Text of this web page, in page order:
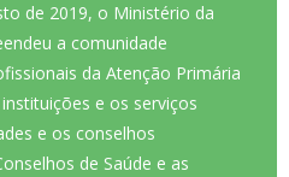
de 2019, o Ministério da
a comunidade
da Atenção Primária
instituições e os serviços
e os conselhos
de Saúde e as